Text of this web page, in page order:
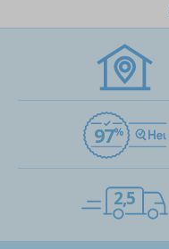
97
2,5